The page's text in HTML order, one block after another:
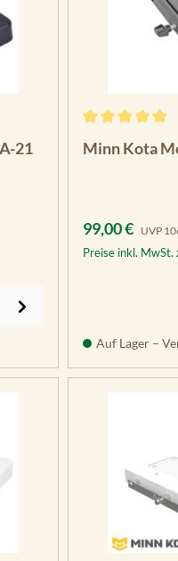
21
Minn Kota
99,00 € UVP
Preise inkl. MwSt.
Auf Lager –